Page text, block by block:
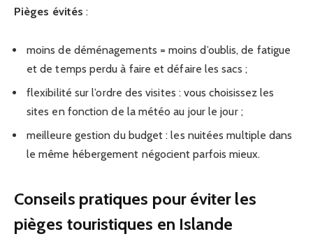
Pièges évités :
moins de déménagements = moins d’oublis, de fatigue
et de temps perdu à faire et défaire les sacs ;
flexibilité sur l’ordre des visites : vous choisissez les
sites en fonction de la météo au jour le jour ;
meilleure gestion du budget : les nuitées multiple dans
le même hébergement négocient parfois mieux.
Conseils pratiques pour éviter les
pièges touristiques en Islande